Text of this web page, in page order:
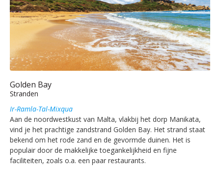
Golden Bay
Stranden
Ir-Ramla-Tal-Mixqua
Aan de noordwestkust van Malta, vlakbij het dorp Manikata,
vind je het prachtige zandstrand Golden Bay. Het strand staat
bekend om het rode zand en de gevormde duinen. Het is
populair door de makkelijke toegankelijkheid en fijne
faciliteiten, zoals o.a. een paar restaurants.